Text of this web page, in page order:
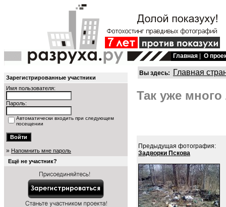
Главная О
Зарегистрированные участники
Имя пользователя:
Пароль:
Автоматически входить при следующем
посещении
» Напомнить мне пароль
Ещё не участник?
Вы здесь: Главная
Так уже
Предыдущая фотография:
Задворки Пскова